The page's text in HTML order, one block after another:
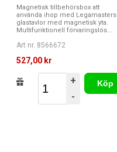
Magnetisk tillbehörsbox att
använda ihop med Legamasters
glastavlor med magnetisk yta.
Multifunktionell förvaringslös...
Art nr. 8566672
527,00 kr
+
-
Köp